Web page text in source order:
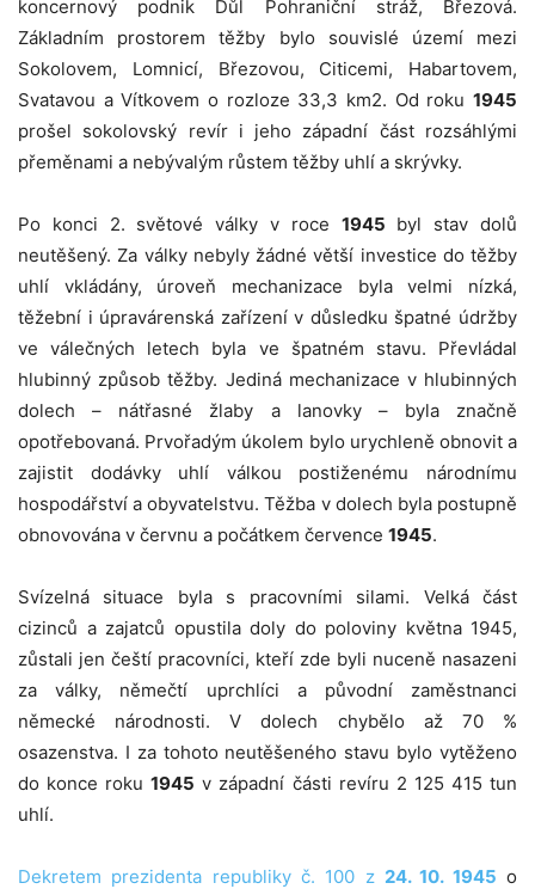
koncernový podnik Důl Pohraniční stráž, Březová.
Základním prostorem těžby bylo souvislé území mezi
Sokolovem, Lomnicí, Březovou, Citicemi, Habartovem,
Svatavou a Vítkovem o rozloze 33,3 km2. Od roku 1945
prošel sokolovský revír i jeho západní část rozsáhlými
přeměnami a nebývalým růstem těžby uhlí a skrývky.
Po konci 2. světové války v roce 1945 byl stav dolů
neutěšený. Za války nebyly žádné větší investice do těžby
uhlí vkládány, úroveň mechanizace byla velmi nízká,
těžební i úpravárenská zařízení v důsledku špatné údržby
ve válečných letech byla ve špatném stavu. Převládal
hlubinný způsob těžby. Jediná mechanizace v hlubinných
dolech – nátřasné žlaby a lanovky – byla značně
opotřebovaná. Prvořadým úkolem bylo urychleně obnovit a
zajistit dodávky uhlí válkou postiženému národnímu
hospodářství a obyvatelstvu. Těžba v dolech byla postupně
obnovována v červnu a počátkem července 1945.
Svízelná situace byla s pracovními silami. Velká část
cizinců a zajatců opustila doly do poloviny května 1945,
zůstali jen čeští pracovníci, kteří zde byli nuceně nasazeni
za války, němečtí uprchlíci a původní zaměstnanci
německé národnosti. V dolech chybělo až 70 %
osazenstva. I za tohoto neutěšeného stavu bylo vytěženo
do konce roku1945 v západní části revíru 2 125 415 tun
uhlí.
Dekretem prezidenta republiky č. 100 z 24. 10. 1945 o